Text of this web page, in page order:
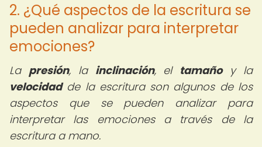
2. ¿Qué aspectos de la escritura se
pueden analizar para interpretar
emociones?
La presión, la inclinación, el tamañoy la
velocidadde la escritura son algunos de los
aspectos que se pueden analizar para
interpretar las emociones a través de la
escritura a mano.